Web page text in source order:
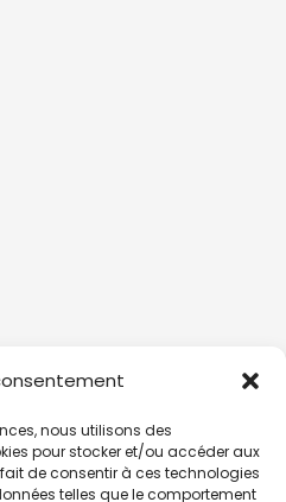
nous utilisons des
pour stocker et/ou accéder aux
de consentir à ces technologies
telles que le comportement